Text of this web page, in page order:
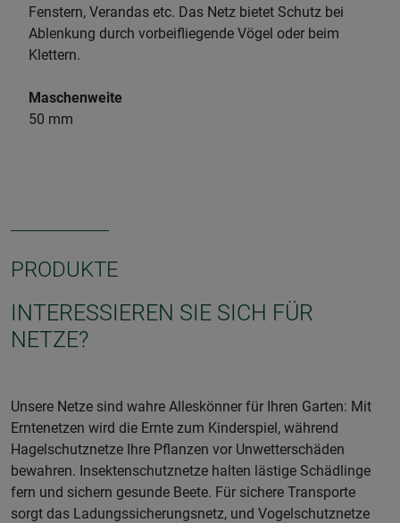
Fenstern, Verandas etc. Das Netz bietet Schutz bei
Ablenkung durch vorbeifliegende Vögel oder beim
Klettern.
Maschenweite
50 mm
PRODUKTE
INTERESSIEREN SIE SICH FÜR
NETZE?
Unsere Netze sind wahre Alleskönner für Ihren Garten: Mit
Erntenetzen wird die Ernte zum Kinderspiel, während
Hagelschutznetze Ihre Pflanzen vor Unwetterschäden
bewahren. Insektenschutznetze halten lästige Schädlinge
fern und sichern gesunde Beete. Für sichere Transporte
sorgt das Ladungssicherungsnetz, und Vogelschutznetze